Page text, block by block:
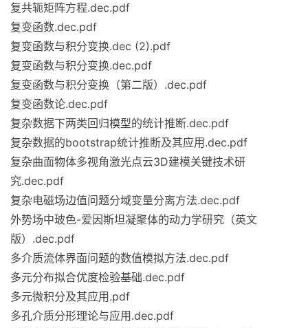
复共轭矩阵方程.dec.pdf
复变函数.dec.pdf
复变函数与积分变换.dec (2).pdf
复变函数与积分变换.dec.pdf
复变函数与积分变换（第二版）.dec.pdf
复变函数论.dec.pdf
复杂数据下两类回归模型的统计推断.dec.pdf
复杂数据的bootstrap统计推断及其应用.dec.pdf
复杂曲面物体多视角激光点云3D建模关键技术研
究.dec.pdf
复杂电磁场边值问题分域变量分离方法.dec.pdf
外势场中玻色-爱因斯坦凝聚体的动力学研究（英文
版）.dec.pdf
多介质流体界面问题的数值模拟方法.dec.pdf
多元分布拟合优度检验基础.dec.pdf
多元微积分及其应用.pdf
多孔介质分形理论与应用.dec.pdf